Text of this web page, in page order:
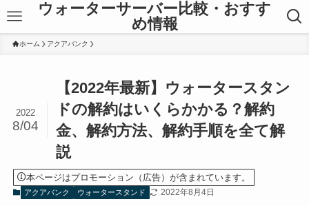
ウォーターサーバー比較・おすす
め情報
ホーム アクアバンク
【2022年最新】ウォータースタン
ドの解約はいくらかかる？解約
金、解約方法、解約手順を全て解
説
2022
8/04
本ページはプロモーション（広告）が含まれています。
アクアバンク ウォータースタンド 2022年8月4日